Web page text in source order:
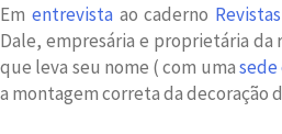
Em entrevistaao caderno Revistas
Dale, empresária e proprietária da
que leva seu nome ( com uma
a montagem correta da decoração